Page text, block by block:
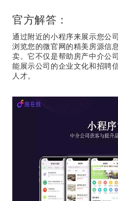
官方解答：
通过附近的小程序来展示您公
浏览您的微官网的精美房源信
卖。它不仅是帮助房产中介公
能展示公司的企业文化和招聘
人才。